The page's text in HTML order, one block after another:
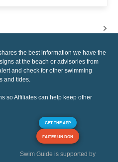
the best information we have the
at the beach or advisories from
and check for other swimming
and tides.
so Affiliates can help keep other
GET THE APP
FAITES UN DON
Swim Guide is supported by